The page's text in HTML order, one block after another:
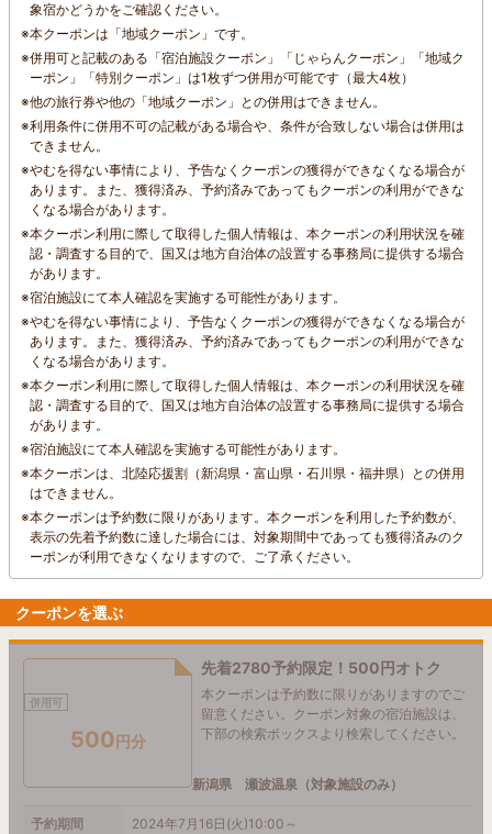
象宿かどうかをご確認ください。
※本クーポンは「地域クーポン」です。
※併用可と記載のある「宿泊施設クーポン」「じゃらんクーポン」「地域ク
ーポン」「特別クーポン」は1枚ずつ併用が可能です（最大4枚）
※他の旅行券や他の「地域クーポン」との併用はできません。
※利用条件に併用不可の記載がある場合や、条件が合致しない場合は併用は
できません。
※やむを得ない事情により、予告なくクーポンの獲得ができなくなる場合が
あります。また、獲得済み、予約済みであってもクーポンの利用ができな
くなる場合があります。
※本クーポン利用に際して取得した個人情報は、本クーポンの利用状況を確
認・調査する目的で、国又は地方自治体の設置する事務局に提供する場合
があります。
※宿泊施設にて本人確認を実施する可能性があります。
※やむを得ない事情により、予告なくクーポンの獲得ができなくなる場合が
あります。また、獲得済み、予約済みであってもクーポンの利用ができな
くなる場合があります。
※本クーポン利用に際して取得した個人情報は、本クーポンの利用状況を確
認・調査する目的で、国又は地方自治体の設置する事務局に提供する場合
があります。
※宿泊施設にて本人確認を実施する可能性があります。
※本クーポンは、北陸応援割（新潟県・富山県・石川県・福井県）との併用
はできません。
※本クーポンは予約数に限りがあります。本クーポンを利用した予約数が、
表示の先着予約数に達した場合には、対象期間中であっても獲得済みのク
ーポンが利用できなくなりますので、ご了承ください。
クーポンを選ぶ
併用可
500円分
先着2780予約限定！500円オトク
本クーポンは予約数に限りがありますのでご
留意ください。クーポン対象の宿泊施設は、
下部の検索ボックスより検索してください。
新潟県 瀬波温泉（対象施設のみ）
予約期間
2024年7月16日(火)10:00～